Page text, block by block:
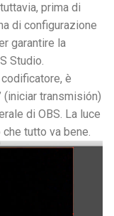
prima di
di configurazione
garantire la
Studio.
è
(iniciar transmisión)
di OBS. La luce
tutto va bene.